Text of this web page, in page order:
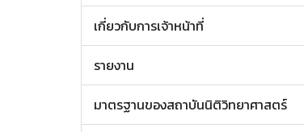
เกี่ยวกับการเจ้าหน้าที่
รายงาน
มาตรฐานของสถาบันนิติวิทยาศาสตร์